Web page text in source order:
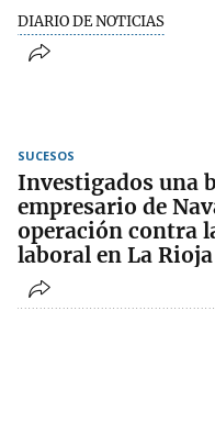
DIARIO DE NOTICIAS
SUCESOS
Investigados una
empresario de
operación contra
laboral en La Rioja